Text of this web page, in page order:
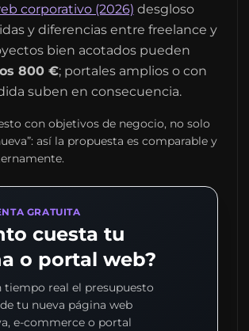
corporativo (2026) desgloso
y diferencias entre freelance y
bien acotados pueden
800 €; portales amplios o con
suben en consecuencia.
con objetivos de negocio, no solo
así la propuesta es comparable y
GRATUITA
cuesta tu
o portal web?
tiempo real el presupuesto
tu nueva página web
e-commerce o portal